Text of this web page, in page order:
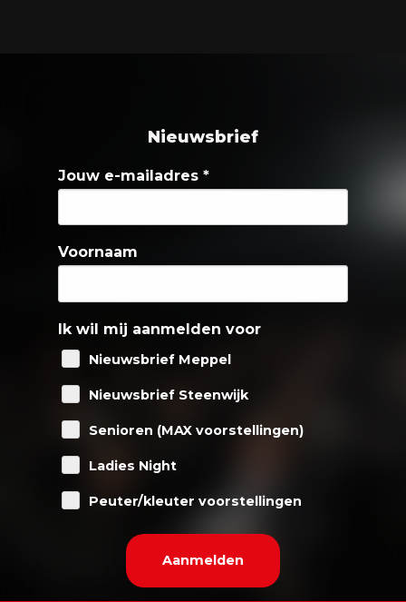
Nieuwsbrief
Jouw e-mailadres *
Voornaam
Ik wil mij aanmelden voor
Nieuwsbrief Meppel
Nieuwsbrief Steenwijk
Senioren (MAX voorstellingen)
Ladies Night
Peuter/kleuter voorstellingen